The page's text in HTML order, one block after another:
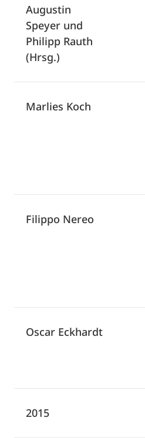
Augustin
Speyer und
Philipp Rauth
(Hrsg.)
Marlies Koch
Filippo Nereo
Oscar Eckhardt
2015